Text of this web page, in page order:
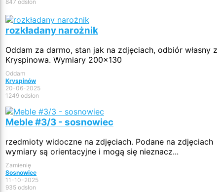
847 odsłon
rozkładany narożnik
Oddam za darmo, stan jak na zdjęciach, odbiór własny z
Kryspinowa. Wymiary 200x130
Oddam
Kryspinów
20-06-2025
1249 odsłon
Meble #3/3 - sosnowiec
rzedmioty widoczne na zdjęciach. Podane na zdjęciach
wymiary są orientacyjne i mogą się nieznacz...
Zamienię
Sosnowiec
11-10-2025
935 odsłon